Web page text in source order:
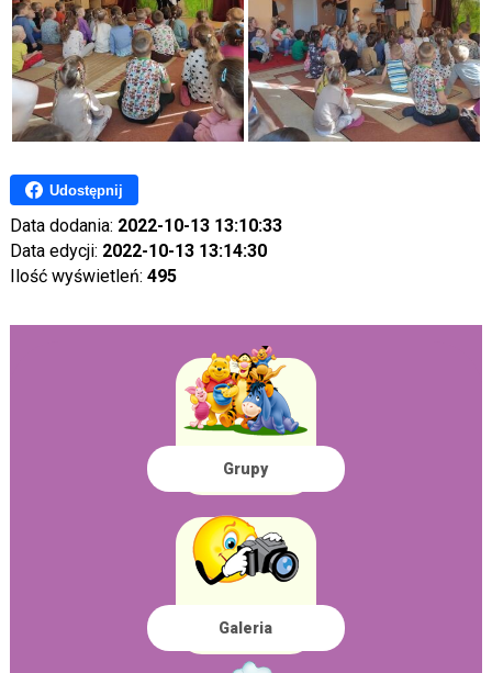
Udostępnij
Data dodania: 2022-10-13 13:10:33
Data edycji: 2022-10-13 13:14:30
Ilość wyświetleń: 495
Grupy
Galeria